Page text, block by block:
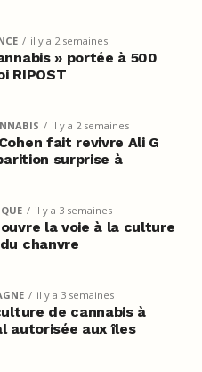
il y a 2 semaines
» portée à 500
RIPOST
il y a 2 semaines
fait revivre Ali G
surprise à
il y a 3 semaines
la voie à la culture
chanvre
il y a 3 semaines
de cannabis à
autorisée aux îles